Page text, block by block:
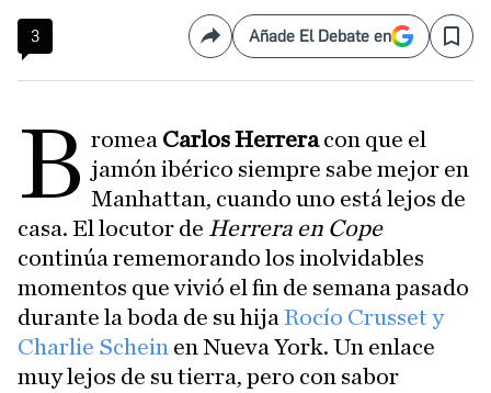
3 CompartirAñade El Debate en Save
B romea Carlos Herreracon que el
jamón ibérico siempre sabe mejor en
Manhattan, cuando uno está lejos de
casa. El locutor de Herrera en Cope
continúa rememorando los inolvidables
momentos que vivió el fin de semana pasado
durante la boda de su hija Rocío Crusset y
Charlie Schein en Nueva York. Un enlace
muy lejos de su tierra, pero con sabor